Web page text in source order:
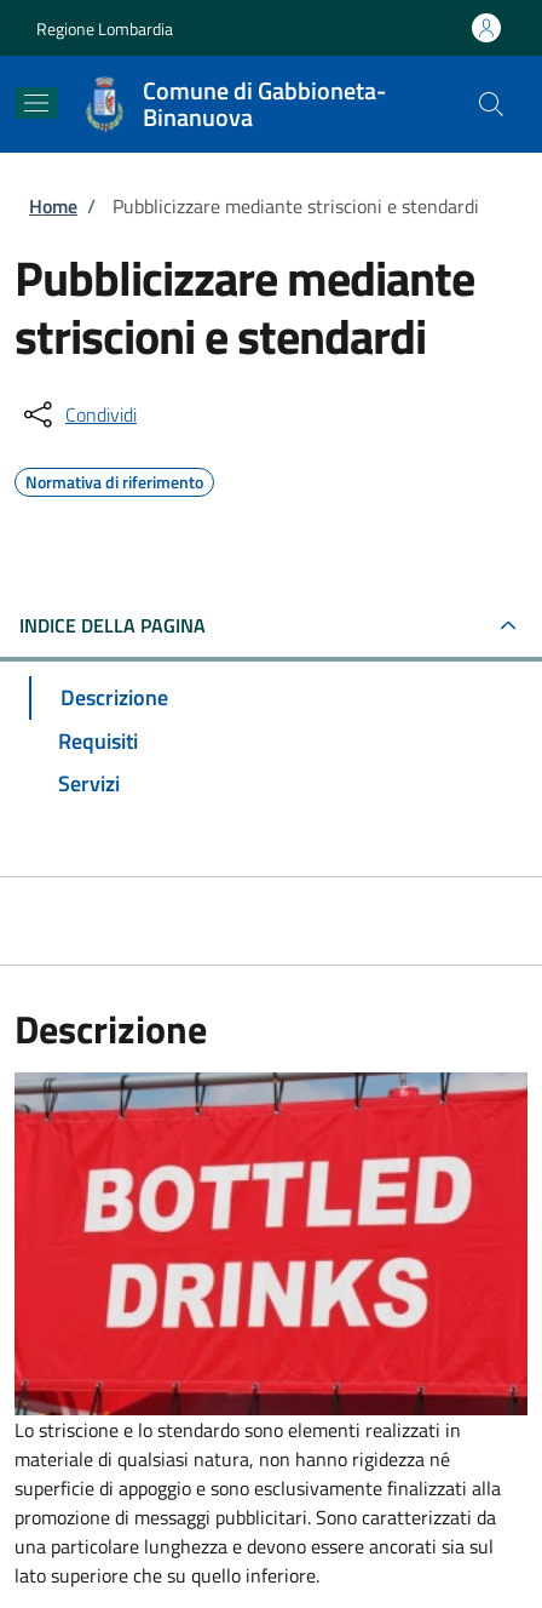
Regione Lombardia
Comune di Gabbioneta-
Binanuova
Briciole di pane
Home / Pubblicizzare mediante striscioni e stendardi
Pubblicizzare mediante
striscioni e stendardi
Condividi
Normativa di riferimento
INDICE DELLA PAGINA
Descrizione
Requisiti
Servizi
Descrizione
Lo striscione e lo stendardo sono elementi realizzati in
materiale di qualsiasi natura, non hanno rigidezza né
superficie di appoggio e sono esclusivamente finalizzati alla
promozione di messaggi pubblicitari. Sono caratterizzati da
una particolare lunghezza e devono essere ancorati sia sul
lato superiore che su quello inferiore.